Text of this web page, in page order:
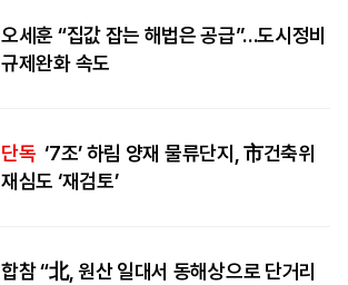
오세훈 “집값 잡는 해법은 공급”…도시정비
규제완화 속도
단독 ‘7조’ 하림 양재 물류단지, 市건축위
재심도 ‘재검토’
합참 “北, 원산 일대서 동해상으로 단거리